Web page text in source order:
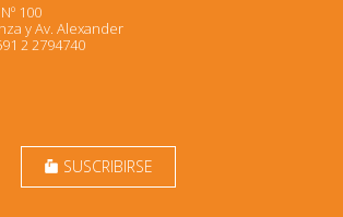
100
y Av. Alexander
2 2794740
markunread_mailbox SUSCRIBIRSE